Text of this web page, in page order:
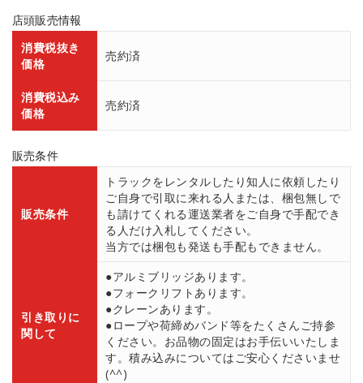
店頭販売情報
消費税抜き
価格
売約済
消費税込み
価格
売約済
販売条件
販売条件
トラックをレンタルしたり知人に依頼したり
ご自身で引取に来れる人または、梱包無しで
も請けてくれる運送業者をご自身で手配でき
る人だけ入札してください。
当方では梱包も発送も手配もできません。
引き取りに
関して
●アルミブリッジあります。
●フォークリフトあります。
●クレーンあります。
●ロープや荷締めバンド等をたくさんご持参
ください。お品物の固定はお手伝いいたしま
す。積み込みについてはご安心くださいませ
(^^)